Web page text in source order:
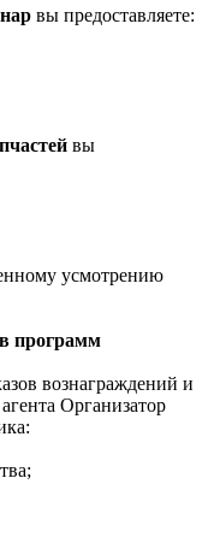
вы предоставляете:
вы
усмотрению
программ
вознаграждений и
Организатор